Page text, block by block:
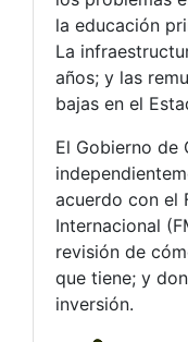
la educación
La
años; y las
bajas en el
El Gobierno de
acuerdo con el
Internacional
revisión de
que tiene; y
inversión.